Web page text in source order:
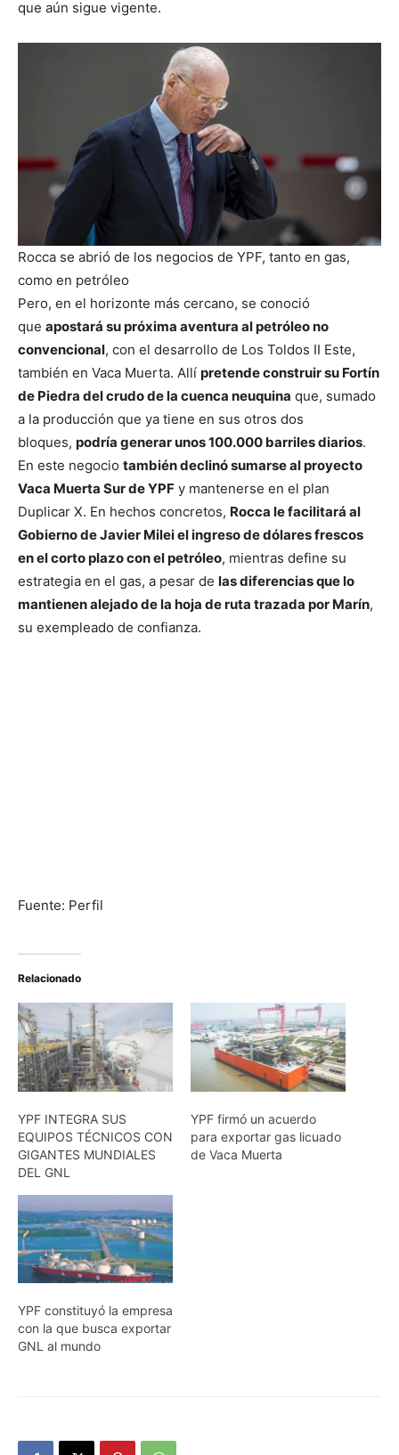
que aún sigue vigente.
Rocca se abrió de los negocios de YPF, tanto en gas,
como en petróleo
Pero, en el horizonte más cercano, se conoció
que apostará su próxima aventura al petróleo no
convencional, con el desarrollo de Los Toldos II Este,
también en Vaca Muerta. Allí pretende construir su Fortín
de Piedra del crudo de la cuenca neuquina que, sumado
a la producción que ya tiene en sus otros dos
bloques, podría generar unos 100.000 barriles diarios.
En este negocio también declinó sumarse al proyecto
Vaca Muerta Sur de YPF y mantenerse en el plan
Duplicar X. En hechos concretos, Rocca le facilitará al
Gobierno de Javier Milei el ingreso de dólares frescos
en el corto plazo con el petróleo, mientras define su
estrategia en el gas, a pesar de las diferencias que lo
mantienen alejado de la hoja de ruta trazada por Marín,
su exempleado de confianza.
Fuente: Perfil
Relacionado
YPF INTEGRA SUS
EQUIPOS TÉCNICOS CON
GIGANTES MUNDIALES
DEL GNL
YPF firmó un acuerdo
para exportar gas licuado
de Vaca Muerta
YPF constituyó la empresa
con la que busca exportar
GNL al mundo